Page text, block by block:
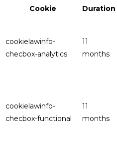
Cookie
Duration
cookielawinfo-
checbox-analytics
11
months
cookielawinfo-
checbox-functional
11
months